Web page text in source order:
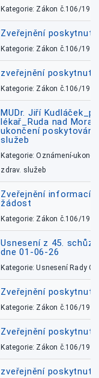
Kategorie: Zákon č.106/1999
Zveřejnění
Kategorie: Zákon č.106/1999
zveřejnění
Kategorie: Zákon č.106/1999
MUDr. Jiří
lékař_Ruda nad
ukončení
služeb
Kategorie: Oznámení-
zdrav. služeb
Zveřejnění informací
žádost
Kategorie: Zákon č.106/1999
Usnesení z 45.
dne 01-06-26
Kategorie: Usnesení Rady
Zveřejnění
Kategorie: Zákon č.106/1999
Zveřejnění
Kategorie: Zákon č.106/1999
zveřejnění